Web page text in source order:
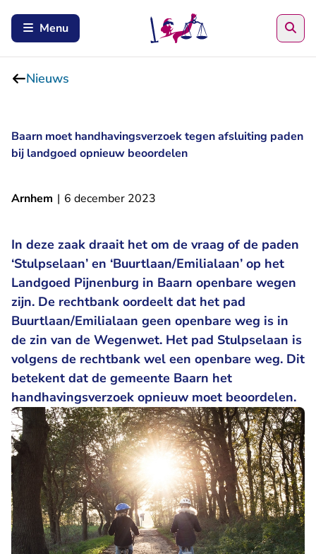
Menu
Nieuws
Baarn moet handhavingsverzoek tegen afsluiting paden
bij landgoed opnieuw beoordelen
Arnhem | 6 december 2023
In deze zaak draait het om de vraag of de paden
‘Stulpselaan’ en ‘Buurtlaan/Emilialaan’ op het
Landgoed Pijnenburg in Baarn openbare wegen
zijn. De rechtbank oordeelt dat het pad
Buurtlaan/Emilialaan geen openbare weg is in
de zin van de Wegenwet. Het pad Stulpselaan is
volgens de rechtbank wel een openbare weg. Dit
betekent dat de gemeente Baarn het
handhavingsverzoek opnieuw moet beoordelen.